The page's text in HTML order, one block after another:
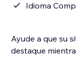
Idioma
Ayude a que su
destaque